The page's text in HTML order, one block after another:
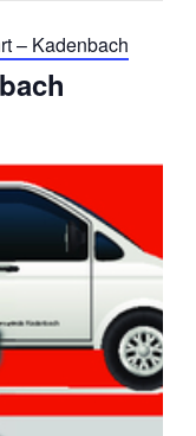
– Kadenbach